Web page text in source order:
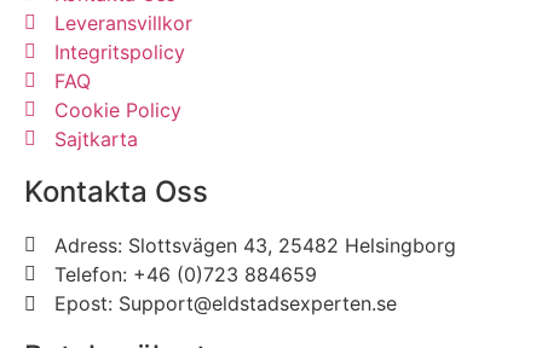
Leveransvillkor
Integritspolicy
FAQ
Cookie Policy
Sajtkarta
Kontakta Oss
Adress: Slottsvägen 43, 25482 Helsingborg
Telefon: +46 (0)723 884659
Epost: Support@eldstadsexperten.se